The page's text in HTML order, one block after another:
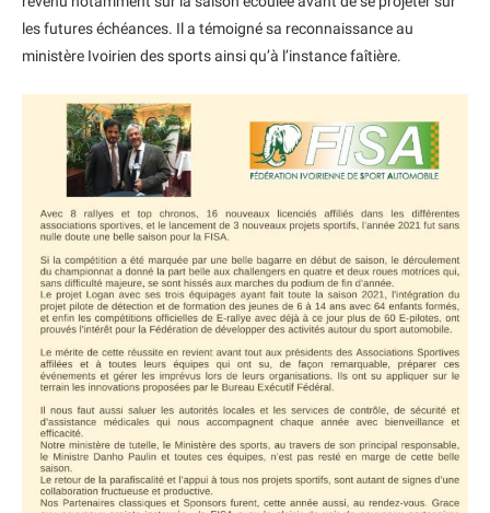
les futures échéances. Il a témoigné sa reconnaissance au
ministère Ivoirien des sports ainsi qu’à l’instance faîtière.